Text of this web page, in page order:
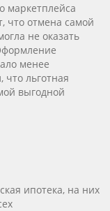
маркетплейса
что отмена самой
не оказать
менее
что льготная
выгодной
ипотека, на них